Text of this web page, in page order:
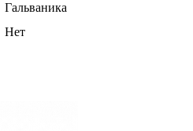
Гальваника
Нет